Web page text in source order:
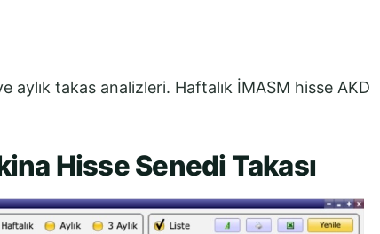
aylık takas analizleri. Haftalık İMASM hisse AKD
Hisse Senedi Takası